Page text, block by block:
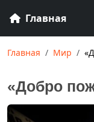
Главная
Главная Мир
«Добро